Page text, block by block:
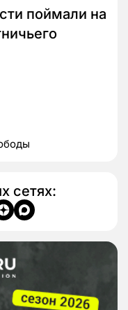
поймали на
сетях: